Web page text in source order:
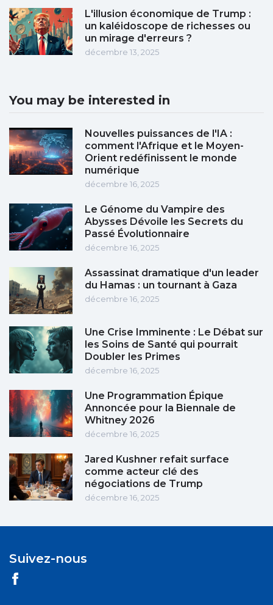
L'illusion économique de Trump :
un kaléidoscope de richesses ou
un mirage d'erreurs ?
décembre 13, 2025
You may be interested in
Nouvelles puissances de l'IA :
comment l'Afrique et le Moyen-
Orient redéfinissent le monde
numérique
décembre 16, 2025
Le Génome du Vampire des
Abysses Dévoile les Secrets du
Passé Évolutionnaire
décembre 16, 2025
Assassinat dramatique d'un leader
du Hamas : un tournant à Gaza
décembre 16, 2025
Une Crise Imminente : Le Débat sur
les Soins de Santé qui pourrait
Doubler les Primes
décembre 16, 2025
Une Programmation Épique
Annoncée pour la Biennale de
Whitney 2026
décembre 16, 2025
Jared Kushner refait surface
comme acteur clé des
négociations de Trump
décembre 16, 2025
Suivez-nous